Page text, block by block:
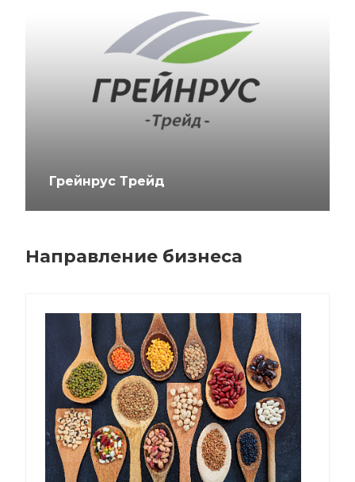
Грейнрус Трейд
Направление бизнеса